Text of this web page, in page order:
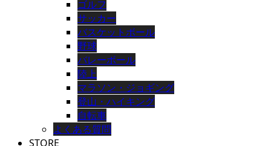
ゴルフ
サッカー
バスケットボール
野球
バレーボール
陸上
マラソン・ジョギング
登山・ハイキング
自転車
よくある質問
STORE